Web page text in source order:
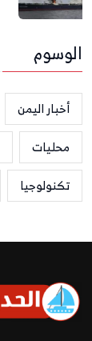
الوسوم
أخبار اليمن
محليات
تكنولوجيا